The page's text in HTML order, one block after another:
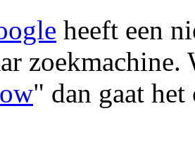
heeft een
zoekmachine.
" dan gaat